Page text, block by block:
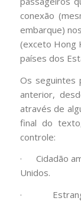
conexão
embarque)
(exceto Hong
países dos
Os seguintes
anterior,
através de
final do
controle:
· Cidadão
Unidos.
·